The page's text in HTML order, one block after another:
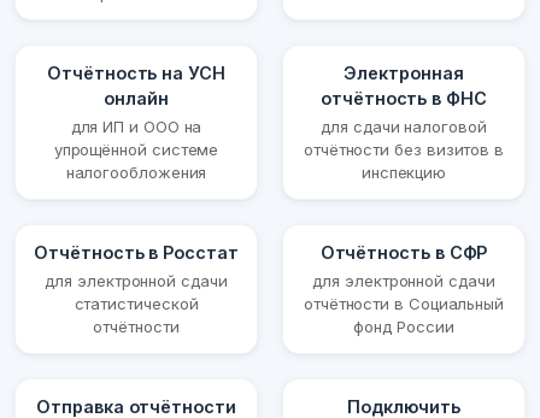
Отчётность на УСН
онлайн
для ИП и ООО на
упрощённой системе
налогообложения
Электронная
отчётность в ФНС
для сдачи налоговой
отчётности без визитов в
инспекцию
Отчётность в Росстат
для электронной сдачи
статистической
отчётности
Отчётность в СФР
для электронной сдачи
отчётности в Социальный
фонд России
Отправка отчётности
Подключить